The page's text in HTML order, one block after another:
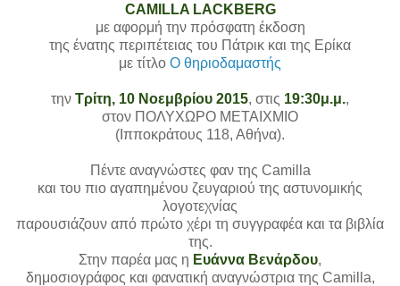
CAMILLA LACKBERG
με αφορμή την πρόσφατη έκδοση
της ένατης περιπέτειας του Πάτρικ και της Ερίκα
με τίτλο Ο θηριοδαμαστής
την Τρίτη, 10 Νοεμβρίου 2015, στις 19:30μ.μ.,
στον ΠΟΛΥΧΩΡΟ ΜΕΤΑΙΧΜΙΟ
(Ιπποκράτους 118, Αθήνα).
Πέντε αναγνώστες φαν της Camilla
και του πιο αγαπημένου ζευγαριού της αστυνομικής
λογοτεχνίας
παρουσιάζουν από πρώτο χέρι τη συγγραφέα και τα βιβλία
της.
Στην παρέα μας η Ευάννα Βενάρδου,
δημοσιογράφος και φανατική αναγνώστρια της Camilla,